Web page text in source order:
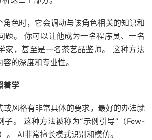
角色时，它会调动与该角色相关的知识和
题。 你可以让他成为一名程序员、一名
家，甚至是一名茶艺品鉴师。 这种方法
的深度和专业性。
着学
或风格有非常具体的要求，最好的办法就
子。 这种方法被称为“示例引导”（Few-
AI非常擅长模式识别和模仿。